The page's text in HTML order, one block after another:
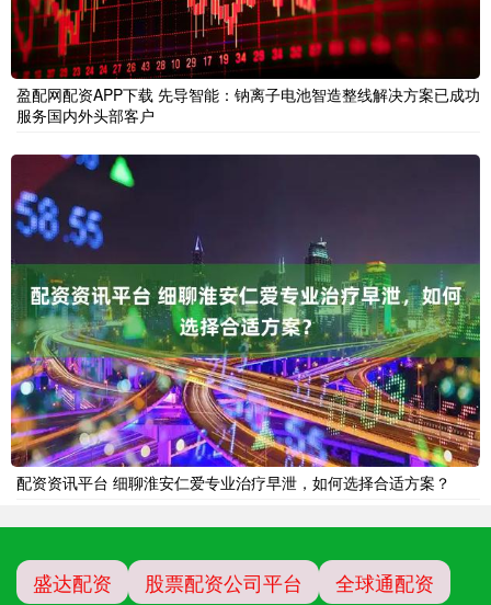
盈配网配资APP下载 先导智能：钠离子电池智造整线解决方案已成功
服务国内外头部客户
配资资讯平台 细聊淮安仁爱专业治疗早泄，如何选择合适方案？
盛达配资 股票配资公司平台 全球通配资